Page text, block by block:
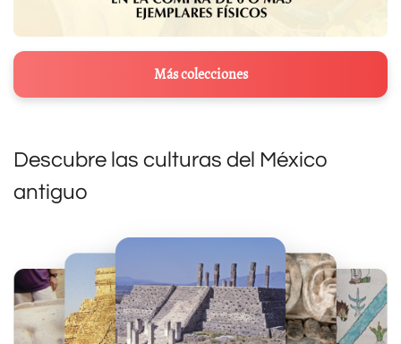
Más colecciones
Descubre las culturas del México
antiguo